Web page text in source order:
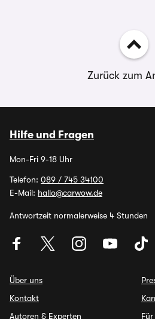
Zurück zum
Hilfe und Fragen
Mon-Fri 9-18 Uhr
Telefon: 089 / 745 34100
E-Mail: hallo@carwow.de
Antwortzeit normalerweise 4 Stunden
Über uns
Kontakt
Autoren & Experten